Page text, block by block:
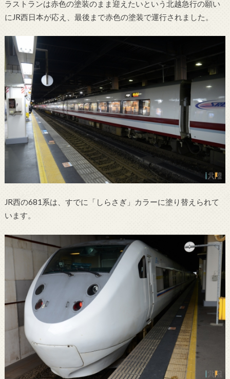
ラストランは赤色の塗装のまま迎えたいという北越急行の願い
にJR西日本が応え、最後まで赤色の塗装で運行されました。
JR西の681系は、すでに「しらさぎ」カラーに塗り替えられて
います。